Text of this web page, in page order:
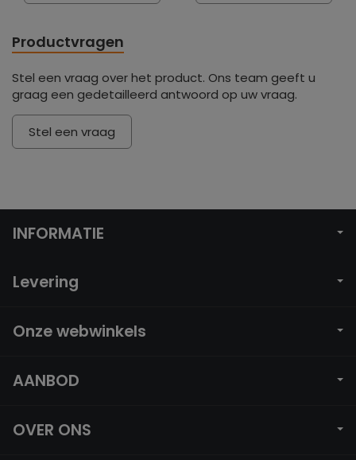
Productvragen
Stel een vraag over het product. Ons team geeft u
graag een gedetailleerd antwoord op uw vraag.
Stel een vraag
INFORMATIE
Levering
Onze webwinkels
AANBOD
OVER ONS